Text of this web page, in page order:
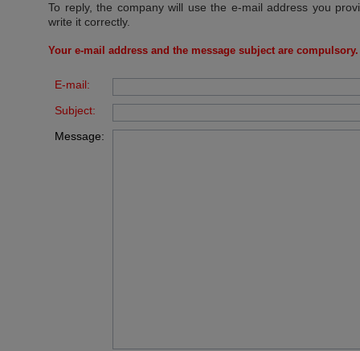
To reply, the company will use the e-mail address you
write it correctly.
Your e-mail address and the message subject are compulsory.
E-mail:
Subject:
Message: